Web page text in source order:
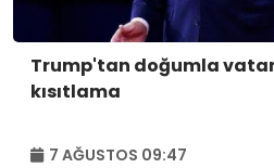
Trump'tan doğumla
kısıtlama
7 AĞUSTOS 09:47